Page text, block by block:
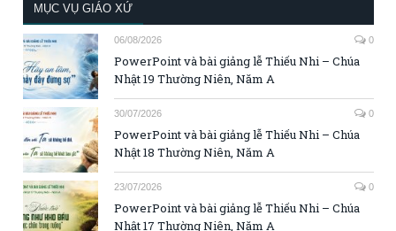
MỤC VỤ GIÁO XỨ
06/08/2026 0
PowerPoint và bài giảng lễ Thiếu Nhi – Chúa
Nhật 19 Thường Niên, Năm A
30/07/2026 0
PowerPoint và bài giảng lễ Thiếu Nhi – Chúa
Nhật 18 Thường Niên, Năm A
23/07/2026 0
PowerPoint và bài giảng lễ Thiếu Nhi – Chúa
Nhật 17 Thường Niên, Năm A